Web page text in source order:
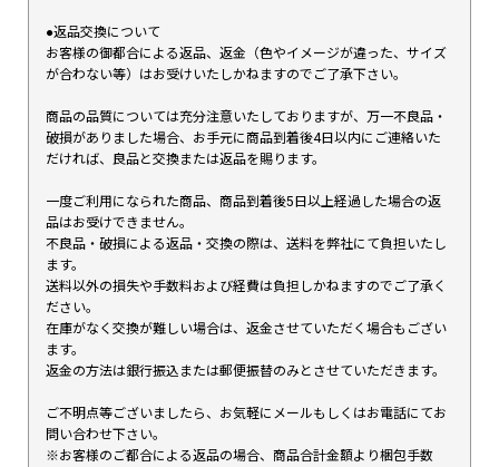
●返品交換について
お客様の御都合による返品、返金（色やイメージが違った、サイズ
が合わない等）はお受けいたしかねますのでご了承下さい。
商品の品質については充分注意いたしておりますが、万一不良品・
破損がありました場合、お手元に商品到着後4日以内にご連絡いた
だければ、良品と交換または返品を賜ります。
一度ご利用になられた商品、商品到着後5日以上経過した場合の返
品はお受けできません。
不良品・破損による返品・交換の際は、送料を弊社にて負担いたし
ます。
送料以外の損失や手数料および経費は負担しかねますのでご了承く
ださい。
在庫がなく交換が難しい場合は、返金させていただく場合もござい
ます。
返金の方法は銀行振込または郵便振替のみとさせていただきます。
ご不明点等ございましたら、お気軽にメールもしくはお電話にてお
問い合わせ下さい。
※お客様のご都合による返品の場合、商品合計金額より梱包手数